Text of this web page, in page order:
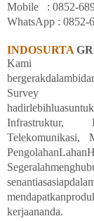
Mobile : 0852-
WhatsApp : 0852-
INDOSURTA
Kami
Survey
Infrastruktur,
kerjaananda.